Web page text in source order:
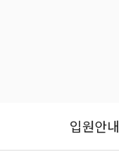
입원안내